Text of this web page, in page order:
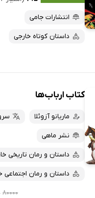
انتشارات جامی
داستان کوتاه خارجی
کتاب ارباب‌ها
ماریانو آزوئلا
نشر ماهی
داستان و رمان تاریخی
داستان و رمان اجتماعی
۸۰۰۰۰